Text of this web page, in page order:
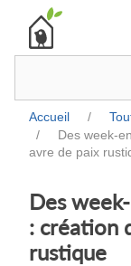
Accueil /
/
Des week-
avre de paix
Des
: création
rustique